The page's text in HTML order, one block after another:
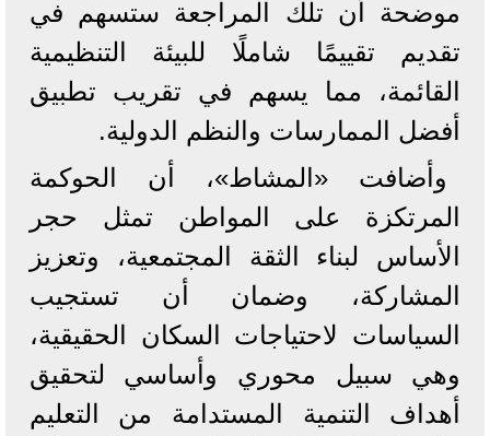
موضحة أن تلك المراجعة ستسهم في
تقديم تقييمًا شاملًا للبيئة التنظيمية
القائمة، مما يسهم في تقريب تطبيق
أفضل الممارسات والنظم الدولية.
وأضافت «المشاط»، أن الحوكمة
المرتكزة على المواطن تمثل حجر
الأساس لبناء الثقة المجتمعية، وتعزيز
المشاركة، وضمان أن تستجيب
السياسات لاحتياجات السكان الحقيقية،
وهي سبيل محوري وأساسي لتحقيق
أهداف التنمية المستدامة من التعليم